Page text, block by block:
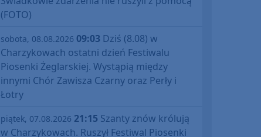
(FOTO)
sobota, 08.08.2026 09:03 Dziś (8.08) w
Charzykowach ostatni dzień Festiwalu
Piosenki Żeglarskiej. Wystąpią między
innymi Chór Zawisza Czarny oraz Perły i
Łotry
piątek, 07.08.2026 21:15 Szanty znów królują
w Charzykowach. Ruszył Festiwal Piosenki